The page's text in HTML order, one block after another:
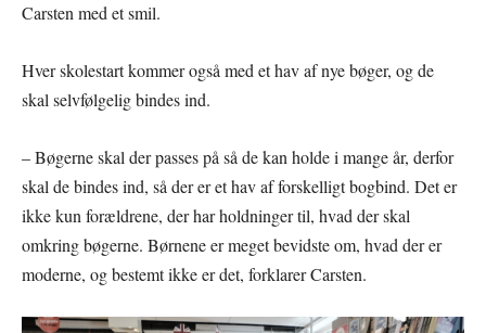
Carsten med et smil.
Hver skolestart kommer også med et hav af nye bøger, og de
skal selvfølgelig bindes ind.
– Bøgerne skal der passes på så de kan holde i mange år, derfor
skal de bindes ind, så der er et hav af forskelligt bogbind. Det er
ikke kun forældrene, der har holdninger til, hvad der skal
omkring bøgerne. Børnene er meget bevidste om, hvad der er
moderne, og bestemt ikke er det, forklarer Carsten.